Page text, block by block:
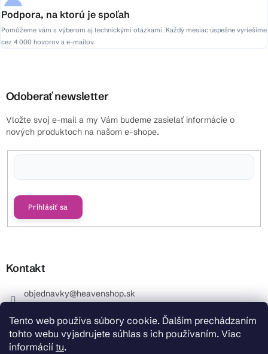
Tento web používa súbory cookie. Ďalším prechádzaním
tohto webu vyjadrujete súhlas s ich používaním. Viac
informácií tu.
Podpora, na ktorú je spoľah
Pomôžeme vám s výberom aj technickými otázkami. Každý mesiac úspešne vyriešime
cez 4 000 hovorov a e-mailov.
Odoberať newsletter
Vložte svoj e-mail a my Vám budeme zasielať informácie o
nových produktoch na našom e-shope.
Prihlásiť sa
Kontakt
objednavky@heavenshop.sk
_Info objednávky : +421 914 399 399 Pracovné dni od
8.00 hod. do 12.00 . REKLAMÁCIE : +421 914 399 399
HeavenShop.sk